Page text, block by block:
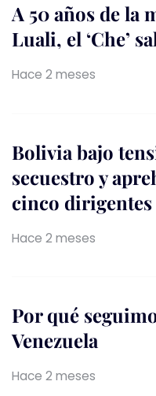
A 50 años de la
Luali, el ‘Che’
Hace 2 meses
Bolivia bajo
secuestro y
cinco
Hace 2 meses
Por qué
Venezuela
Hace 2 meses